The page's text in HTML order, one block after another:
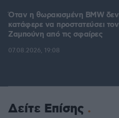
Όταν η θωρακισμένη BMW δεν
κατάφερε να προστατεύσει τον
Ζαμπούνη από τις σφαίρες
07.08.2026, 19:08
Δείτε Επίσης